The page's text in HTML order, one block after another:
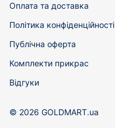
Оплата та доставка
Політика конфіденційності
Публічна оферта
Комплекти прикрас
Відгуки
© 2026 GOLDMART.ua